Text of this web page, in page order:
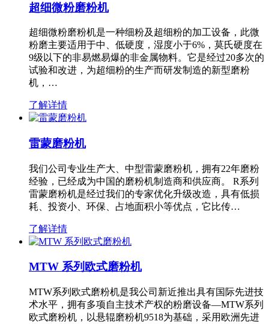
超细微粉磨粉机
超细微粉磨粉机是一种细粉及超细粉的加工设备，此微
粉磨主要适用于中、低硬度，湿度小于6%，莫氏硬度在
9级以下的非易燃易爆的非金属物料。它是经过20多次的
试验和改进，为超细粉的生产而研发制造的新型磨粉
机，…
了解详情
雷蒙磨粉机
我们公司专业生产大、中型雷蒙磨粉机，拥有22年磨粉
经验，已经成为中国的磨粉机制造商和供应商。 R系列
雷蒙磨粉机是经过我们的专家优化升级改造，具有低损
耗、投资小、环保、占地面积小等优点，它比传…
了解详情
MTW 系列欧式磨粉机
MTW系列欧式磨粉机是我公司新近推出具有国际先进技
术水平，拥有多项自主技术产权的粉磨设备—MTW系列
欧式磨粉机，以悬辊磨粉机9518为基础，采用欧洲先进